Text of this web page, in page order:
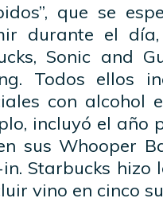
que se
durante el
Sonic and
Todos ellos
con alcohol
incluyó el
sus Whooper
Starbucks hizo
vino en cinco